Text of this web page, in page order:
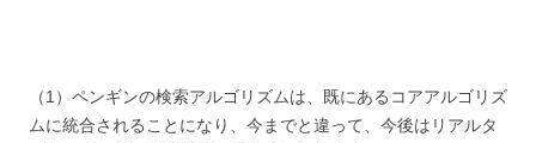
（1）ペンギンの検索アルゴリズムは、既にあるコアアルゴリズ
ムに統合されることになり、今までと違って、今後はリアルタ